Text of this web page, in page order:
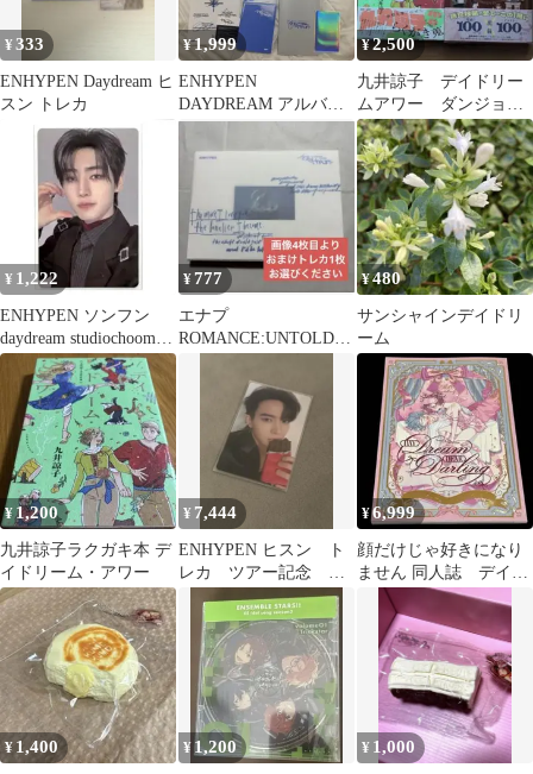
¥333
ENHYPEN Daydream ヒ
スン トレカ
¥1,999
ENHYPEN
DAYDREAM アルバム
ソヌ、ジェイク、ジェ
¥2,500
九井諒子 デイドリー
ムアワー ダンジョン
飯 2冊セット
¥ 1,222
ENHYPEN ソンフン
daydream studiochoom
スチュム
¥777
エナプ
ROMANCE:UNTOLD -
¥480
サンシャインデイドリ
ーム
¥1,200
九井諒子ラクガキ本 デ
イドリーム・アワー
¥ 7,444
ENHYPEN ヒスン ト
レカ ツアー記念 ラ
キドロ daydream
¥6,999
顔だけじゃ好きになり
ません 同人誌 デイ・
ドリーム・ディア・ダ
ーリン
¥ 1,400 ¥ 1,200 ¥ 1,000